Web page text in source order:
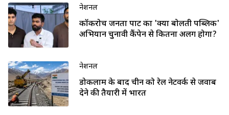
नेशनल
कॉकरोच जनता पार्टी का 'क्या बोलती पब्लिक'
अभियान चुनावी कैंपेन से कितना अलग होगा?
नेशनल
डोकलाम के बाद चीन को रेल नेटवर्क से जवाब
देने की तैयारी में भारत